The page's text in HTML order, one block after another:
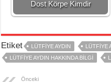
Dost Körpe Kimdir
Etiket LÜTFIYE AYDIN
LÜTFIYE
LÜTFIYE AYDIN HAKKINDA BILGI
Önceki